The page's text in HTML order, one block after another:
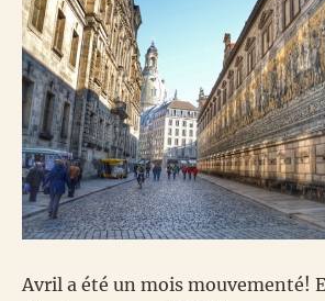
Avril a été un mois mouvementé!